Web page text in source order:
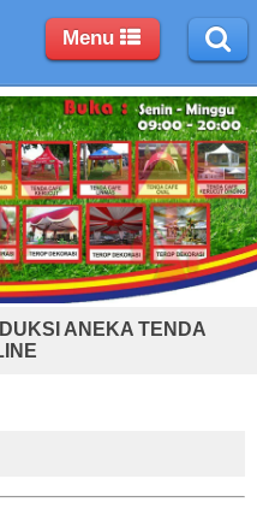
ANEKA TENDA
Menu